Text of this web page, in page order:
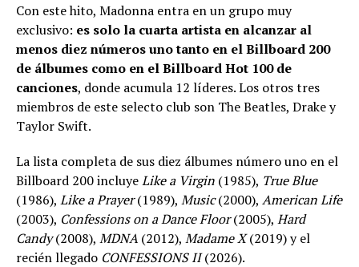
Con este hito, Madonna entra en un grupo muy
exclusivo: es solo la cuarta artista en alcanzar al
menos diez números uno tanto en el Billboard 200
de álbumes como en el Billboard Hot 100 de
canciones, donde acumula 12 líderes. Los otros tres
miembros de este selecto club son The Beatles, Drake y
Taylor Swift.
La lista completa de sus diez álbumes número uno en el
Billboard 200 incluyeLike a Virgin (1985), True Blue
(1986), Like a Prayer(1989), Music(2000), American Life
(2003), Confessions on a Dance Floor(2005), Hard
Candy(2008), MDNA (2012), Madame X(2019) y el
recién llegado CONFESSIONS II(2026).